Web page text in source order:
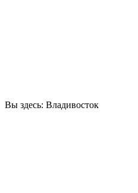
Вы здесь: Владивосток